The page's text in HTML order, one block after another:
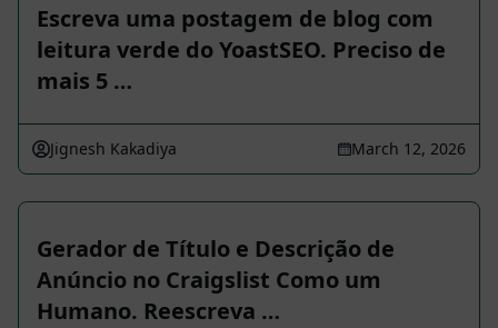
Escreva uma postagem de blog com
leitura verde do YoastSEO. Preciso de
mais 5 …
Jignesh Kakadiya March 12, 2026
Gerador de Título e Descrição de
Anúncio no Craigslist Como um
Humano. Reescreva …